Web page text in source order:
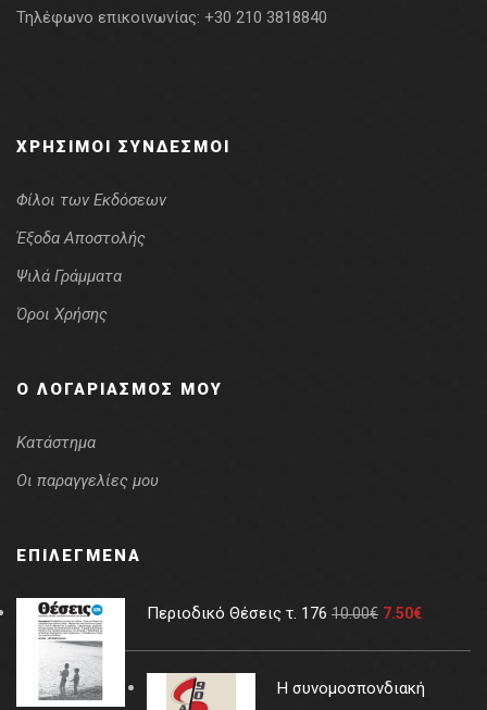
Τηλέφωνο επικοινωνίας: +30 210 3818840
ΧΡΉΣΙΜΟΙ ΣΎΝΔΕΣΜΟΙ
Φίλοι των Εκδόσεων
Έξοδα Αποστολής
Ψιλά Γράμματα
Όροι Χρήσης
Ο ΛΟΓΑΡΙΑΣΜΌΣ ΜΟΥ
Κατάστημα
Οι παραγγελίες μου
ΕΠΙΛΕΓΜΈΝΑ
Περιοδικό Θέσεις τ. 176 10.00€ 7.50€
Η συνομοσπονδιακή